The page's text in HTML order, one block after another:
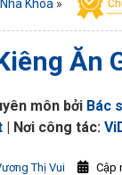
Khoa »
Ăn
môn bởi Bác
| Nơi công tác:
Thị Vui Cập